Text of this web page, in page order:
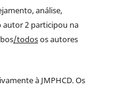
análise,
autor 2 participou na
/todosos autores
à JMPHCD. Os